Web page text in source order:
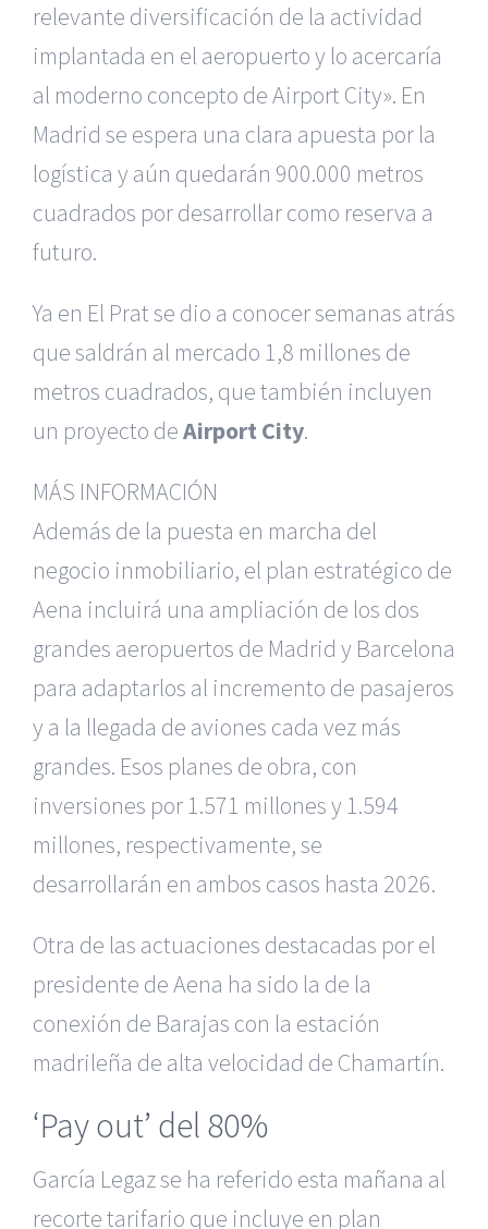
relevante diversificación de la actividad
implantada en el aeropuerto y lo acercaría
al moderno concepto de Airport City». En
Madrid se espera una clara apuesta por la
logística y aún quedarán 900.000 metros
cuadrados por desarrollar como reserva a
futuro.
Ya en El Prat se dio a conocer semanas atrás
que saldrán al mercado 1,8 millones de
metros cuadrados, que también incluyen
un proyecto deAirport City.
MÁS INFORMACIÓN
Además de la puesta en marcha del
negocio inmobiliario, el plan estratégico de
Aena incluirá una ampliación de los dos
grandes aeropuertos de Madrid y Barcelona
para adaptarlos al incremento de pasajeros
y a la llegada de aviones cada vez más
grandes. Esos planes de obra, con
inversiones por 1.571 millones y 1.594
millones, respectivamente, se
desarrollarán en ambos casos hasta 2026.
Otra de las actuaciones destacadas por el
presidente de Aena ha sido la de la
conexión de Barajas con la estación
madrileña de alta velocidad de Chamartín.
‘Pay out’ del 80%
García Legaz se ha referido esta mañana al
recorte tarifario que incluye en plan